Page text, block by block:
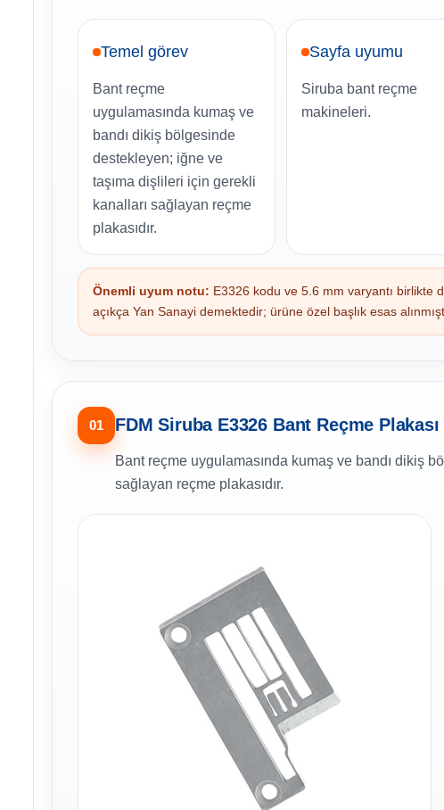
Temel görev
Bant reçme
uygulamasında kumaş ve
bandı dikiş bölgesinde
destekleyen; iğne ve
taşıma dişlileri için gerekli
kanalları sağlayan reçme
plakasıdır.
Sayfa uyumu
Siruba bant reçme
makineleri.
Önemli uyum notu: E3326 kodu ve 5.6 mm varyantı birlikte
açıkça Yan Sanayi demektedir; ürüne özel başlık esas
01 FDM Siruba E3326 Bant Reçme
Bant reçme uygulamasında kumaş ve bandı dikiş
sağlayan reçme plakasıdır.